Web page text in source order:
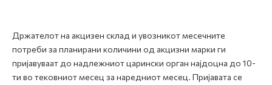
Медиа центар
Контакт
Држателот на акцизен склад и увозникот месечните
потреби за планирани количини од акцизни марки ги
пријавуваат до надлежниот царински орган најдоцна до 10-
ти во тековниот месец за наредниот месец. Пријавата се